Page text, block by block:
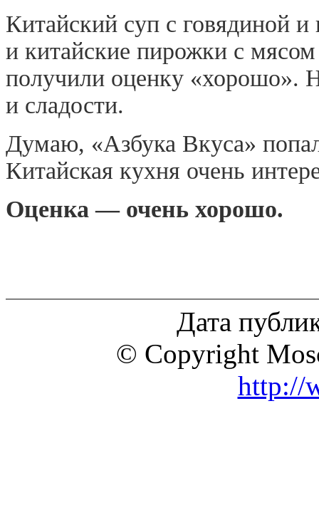
Китайский суп с говядиной
и китайские пирожки с
получили оценку «хорошо».
и сладости.
Думаю, «Азбука Вкуса»
Китайская кухня очень
Оценка — очень хорошо.
Дата
© Copyright
http://